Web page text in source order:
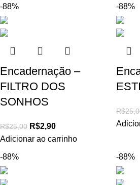
-88%
Encadernação –
FILTRO DOS
SONHOS
R$25,00 R$2,90
Adicionar ao carrinho
-88%
R$
-88% -88%